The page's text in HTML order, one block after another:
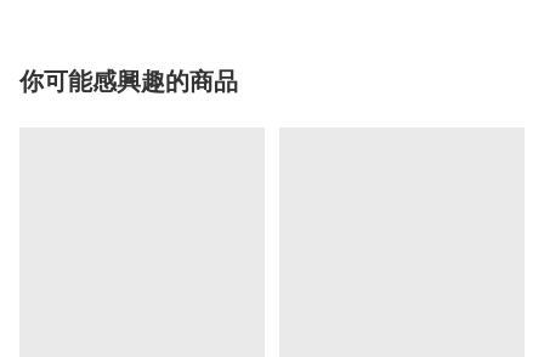
你可能感興趣的商品